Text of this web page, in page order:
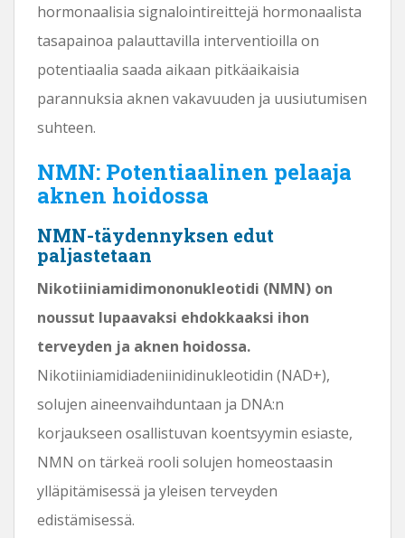
hormonaalisia signalointireittejä hormonaalista
tasapainoa palauttavilla interventioilla on
potentiaalia saada aikaan pitkäaikaisia ​​
parannuksia aknen vakavuuden ja uusiutumisen
suhteen.
NMN: Potentiaalinen pelaaja
aknen hoidossa
NMN-täydennyksen edut
paljastetaan
Nikotiiniamidimononukleotidi (NMN) on
noussut lupaavaksi ehdokkaaksi ihon
terveyden ja aknen hoidossa.
Nikotiiniamidiadeniinidinukleotidin (NAD+),
solujen aineenvaihduntaan ja DNA:n
korjaukseen osallistuvan koentsyymin esiaste,
NMN on tärkeä rooli solujen homeostaasin
ylläpitämisessä ja yleisen terveyden
edistämisessä.